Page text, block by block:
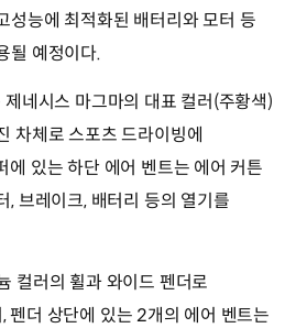
성능에 최적화된 배터리와 모터 등
될 예정이다.
네시스 마그마의 대표 컬러(주황색)
차체로 스포츠 드라이빙에
에 있는 하단 에어 벤트는 에어 커튼
, 브레이크, 배터리 등의 열기를
컬러의 휠과 와이드 펜더로
펜더 상단에 있는 2개의 에어 벤트는